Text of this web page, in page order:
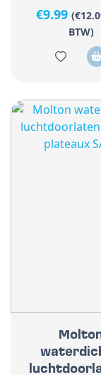
€9.99 (€
BTW)